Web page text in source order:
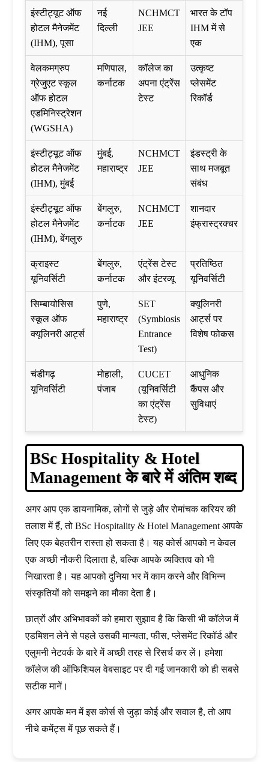
इंस्टीट्यूट ऑफ
होटल मैनेजमेंट
(IHM), पूसा
नई
दिल्ली
NCHMCT
JEE
भारत के टॉप
IHM में से
एक
वेलकमग्रुप
ग्रेजुएट स्कूल
ऑफ होटल
एडमिनिस्ट्रेशन
(WGSHA)
मणिपाल,
कर्नाटक
कॉलेज का
अपना एंट्रेंस
टेस्ट
उत्कृष्ट
प्लेसमेंट
रिकॉर्ड
इंस्टीट्यूट ऑफ
होटल मैनेजमेंट
(IHM), मुंबई
मुंबई,
महाराष्ट्र
NCHMCT
JEE
इंडस्ट्री के
साथ मजबूत
संबंध
इंस्टीट्यूट ऑफ
होटल मैनेजमेंट
(IHM), बेंगलुरु
बेंगलुरु,
कर्नाटक
NCHMCT
JEE
शानदार
इंफ्रास्ट्रक्चर
क्राइस्ट
यूनिवर्सिटी
बेंगलुरु,
कर्नाटक
एंट्रेंस टेस्ट
और इंटरव्यू
प्रतिष्ठित
यूनिवर्सिटी
सिम्बायोसिस
स्कूल ऑफ
क्यूलिनरी आर्ट्स
पुणे,
महाराष्ट्र
SET
(Symbiosis
Entrance
Test)
क्यूलिनरी
आर्ट्स पर
विशेष फोकस
चंडीगढ़
यूनिवर्सिटी
मोहाली,
पंजाब
CUCET
(यूनिवर्सिटी
का एंट्रेंस
टेस्ट)
आधुनिक
कैंपस और
सुविधाएं
BSc Hospitality & Hotel
Management के बारे में अंतिम शब्द
अगर आप एक डायनामिक, लोगों से जुड़े और रोमांचक करियर की
तलाश में हैं, तो BSc Hospitality & Hotel Management आपके
लिए एक बेहतरीन रास्ता हो सकता है। यह कोर्स आपको न केवल
एक अच्छी नौकरी दिलाता है, बल्कि आपके व्यक्तित्व को भी
निखारता है। यह आपको दुनिया भर में काम करने और विभिन्न
संस्कृतियों को समझने का मौका देता है।
छात्रों और अभिभावकों को हमारा सुझाव है कि किसी भी कॉलेज में
एडमिशन लेने से पहले उसकी मान्यता, फीस, प्लेसमेंट रिकॉर्ड और
एलुमनी नेटवर्क के बारे में अच्छी तरह से रिसर्च कर लें। हमेशा
कॉलेज की ऑफिशियल वेबसाइट पर दी गई जानकारी को ही सबसे
सटीक मानें।
अगर आपके मन में इस कोर्स से जुड़ा कोई और सवाल है, तो आप
नीचे कमेंट्स में पूछ सकते हैं।